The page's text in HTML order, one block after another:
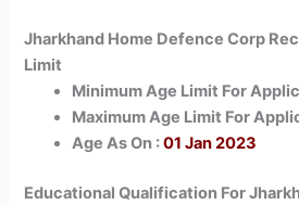
Jharkhand Home Defence Corp
Limit
Minimum Age Limit For
Maximum Age Limit For
Age As On :01 Jan 2023
Educational Qualification For